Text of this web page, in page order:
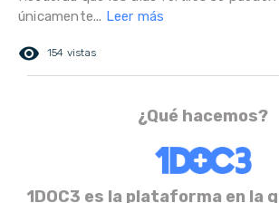
únicamente... Leer más
remove_red_eye 154 vistas
¿Qué hacemos?
1DOC3 es la plataforma en la